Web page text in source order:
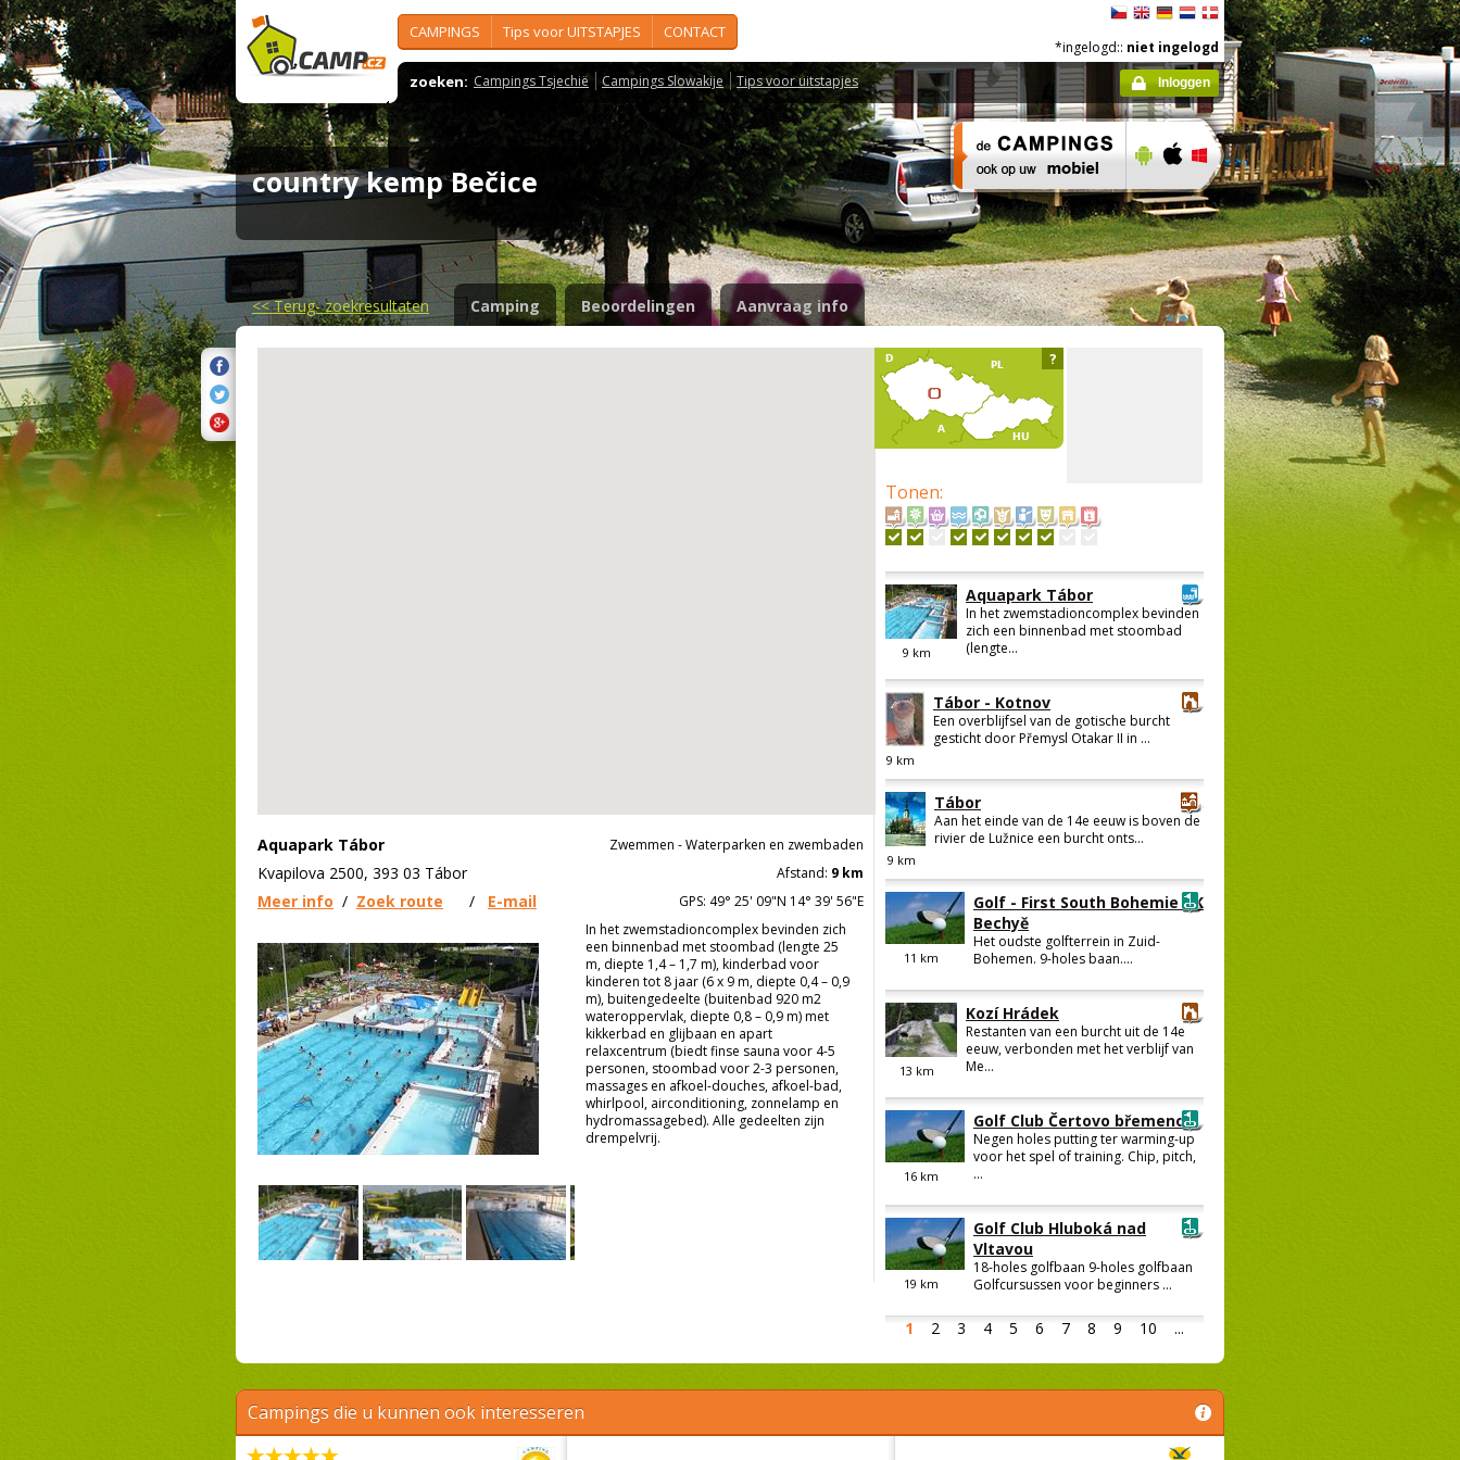
CAMPINGS Tips voor UITSTAPJES CONTACT
zoeken: Campings Tsjechië Campings Slowakije Tips voor uitstapjes
*ingelogd:: niet ingelogd
Inloggen
country kemp Bečice
<<Terug- zoekresultaten Camping Beoordelingen Aanvraag info
?
Aquapark Tábor
Kvapilova 2500, 393 03 Tábor
Meer info / Zoek route / E-mail
Zwemmen - Waterparken en zwembaden
Afstand: 9 km
GPS: 49° 25' 09"N 14° 39' 56"E
In het zwemstadioncomplex bevinden zich
een binnenbad met stoombad (lengte 25
m, diepte 1,4 – 1,7 m), kinderbad voor
kinderen tot 8 jaar (6 x 9 m, diepte 0,4 – 0,9
m), buitengedeelte (buitenbad 920 m2
wateroppervlak, diepte 0,8 – 0,9 m) met
kikkerbad en glijbaan en apart
relaxcentrum (biedt finse sauna voor 4-5
personen, stoombad voor 2-3 personen,
massages en afkoel-douches, afkoel-bad,
whirlpool, airconditioning, zonnelamp en
hydromassagebed). Alle gedeelten zijn
drempelvrij.
Tonen:
1 2 3 4 5 6 7 8 9 10 ...
9 km
Aquapark Tábor
In het zwemstadioncomplex bevinden
zich een binnenbad met stoombad
(lengte...
9 km
Tábor - Kotnov
Een overblijfsel van de gotische burcht
gesticht door Přemysl Otakar II in ...
9 km
Tábor
Aan het einde van de 14e eeuw is boven de
rivier de Lužnice een burcht onts...
11 km
Golf - First South Bohemie GK
Bechyě
Het oudste golfterrein in Zuid-
Bohemen. 9-holes baan....
13 km
Kozí Hrádek
Restanten van een burcht uit de 14e
eeuw, verbonden met het verblijf van
Me...
16km
Golf Club Čertovo břemeno
Negen holes putting ter warming-up
voor het spel of training. Chip, pitch,
...
19 km
Golf Club Hluboká nad
Vltavou
18-holes golfbaan 9-holes golfbaan
Golfcursussen voor beginners ...
Campings die u kunnen ook interesseren